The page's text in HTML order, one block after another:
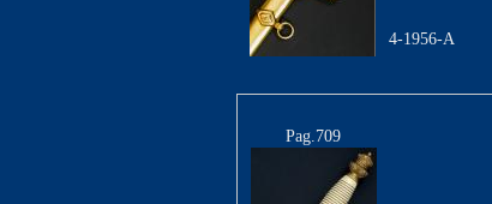
4-1956-A
Pag.709